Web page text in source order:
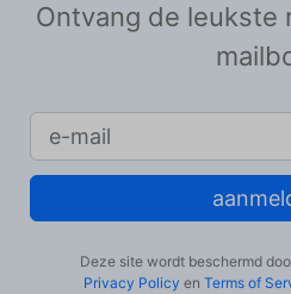
Ontvang de leukste
Deze site wordt beschermd
Privacy Policy en Terms of